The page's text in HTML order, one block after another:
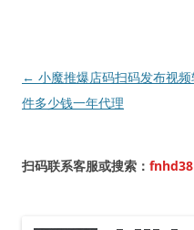
文
章
← 小魔推爆店码扫码发布视
件多少钱一年代理
扫码联系客服或搜索： fnhd38